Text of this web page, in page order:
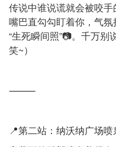
传说中谁说谎就会被咬
嘴巴直勾勾盯着你，气
“生死瞬间照”📷。千万
笑~）
⸻
📍第二站：纳沃纳广场喷